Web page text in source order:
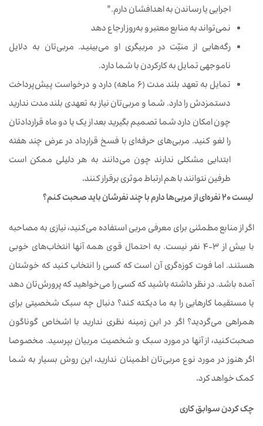
اجرایییارساندنبهاهدافشاندارم.”
نمی‌تواندبهمنابعمعتبروبه‌روزارجاعدهد
رگه‌هایی از منیّت در مربیگری او می‌بینید. مربی‌تان به دلایل
ناموجهیتمایلبهکارکردنباشمادارد.
تمایل به تعهد بلندمدت (6 ماهه) دارد و درخواست پیش‌پرداخت
دستمزدشرادارد. شما ومربیتاننیازبه تعهدی بلندمدت ندارید
چون امکان ‌دارد شما تصمیمبگیریدبعدازیک یا دوماه قراردادتان
را لغوکنید. مربی‌های حرفه‌ای با فسخ قرارداد درعرض چندهفته
ابتدایی مشکلی ندارند چون می‌دانند به هر دلیلی ممکن است
طرفیننتوانندباهمارتباطموثریبرقرارکنند.
لیست
نفرهایازمربیهادارم باچندنفرشانبایدصحبتکنم؟
اگرازمنابعمطمئنی برای معرفی مربیاستفاده می‌کنید،نیازی به مصاحبه
با بیش از 3-4 نفر نیست. به احتمال قوی همه آنها انتخاب‌های خوبی
هستند. اما فوت کوزه‌گری آن استکه کسی را انتخابکنیدکه خوشتان
آمده‌ باشد. درنظرداشته ‌باشیدکهکسیرا می‌خواهیدکهپرورش‌تان دهد
یا مستقیما کارهایی را به ما دیکته کند؟ دنبال چه سبک شخصیتی برای
همراهی می‌گردید؟ اگر در این زمینه نظری ‌ندارید با اشخاص گوناگون
صحبت‌کنید، ازآنها درمورد سبک وشخصیت مربیان بپرسید. مخصوصا
اگرهنوزدر مورد نوع مربی‌تان اطمینان ندارید، این روش بسیار به شما
کمکخواهد کرد.
چککردنسوابقکاری